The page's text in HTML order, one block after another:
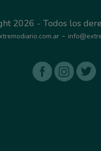
2026 - Todos los
-